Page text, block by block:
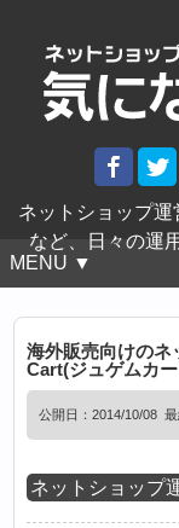
ネットショップ
など、日々の運
MENU ▼
海外販売向けの
Cart(ジュゲムカ
公開日：2014/10/08
ネットショップ